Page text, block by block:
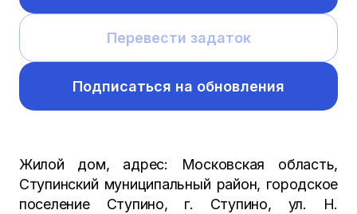
Перевести задаток
Подписаться на обновления
Жилой дом, адрес: Московская область,
Ступинский муниципальный район, городское
поселение Ступино, г. Ступино, ул. Н.